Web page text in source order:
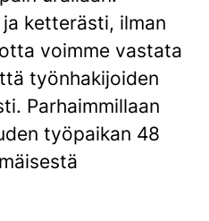
ketterästi, ilman
voimme vastata
työnhakijoiden
Parhaimmillaan
työpaikan 48